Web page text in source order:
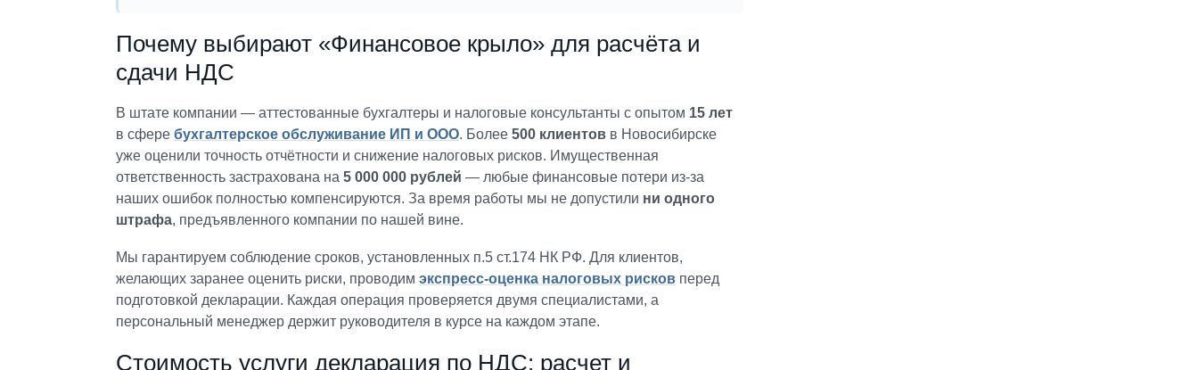
Почему выбирают «Финансовое крыло» для расчёта и
сдачи НДС
В штате компании — аттестованные бухгалтеры и налоговые консультанты с опытом 15 лет
в сфере бухгалтерское обслуживание ИП и ООО. Более 500 клиентов в Новосибирске
уже оценили точность отчётности и снижение налоговых рисков. Имущественная
ответственность застрахована на 5 000 000 рублей — любые финансовые потери из-за
наших ошибок полностью компенсируются. За время работы мы не допустили ни одного
штрафа, предъявленного компании по нашей вине.
Мы гарантируем соблюдение сроков, установленных п.5 ст.174 НК РФ. Для клиентов,
желающих заранее оценить риски, проводим экспресс-оценка налоговых рисков перед
подготовкой декларации. Каждая операция проверяется двумя специалистами, а
персональный менеджер держит руководителя в курсе на каждом этапе.
Стоимость услуги декларация по НДС: расчет и